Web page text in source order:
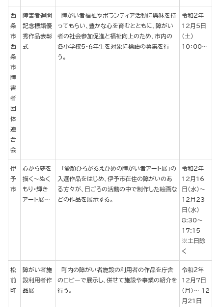
西
条
市
西
条
市
障
害
者
団
体
連
合
会
障害者週間
記念標語優
秀作品表彰
式
障がい者福祉やボランティア活動に興味を持
ってもらい、豊かな心を育むとともに、障がい
者の社会参加促進と福祉向上のため、市内の
各小学校５・６年生を対象に標語の募集を行
う。
令和２年
12月５日
（土）
10：00～
伊
予
市
心から夢を
描く～ぬく
もり・輝き
アート展～
「愛顔ひろがるえひめの障がい者アート展」の
入選作品をはじめ、伊予市在住の障がいのあ
る方々が、日ごろの活動の中で制作した絵画な
どの作品を展示する。
令和２年
12月16
日（水）～
12月23
日（水）
8:30～
17:15
※土日除
く
松
前
町
障がい者施
設利用者作
品展
町内の障がい者施設の利用者の作品を庁舎
のロビーで展示し、併せて施設や事業の紹介を
行う。
令和２年
12月７日
（月）～ 12
月21日